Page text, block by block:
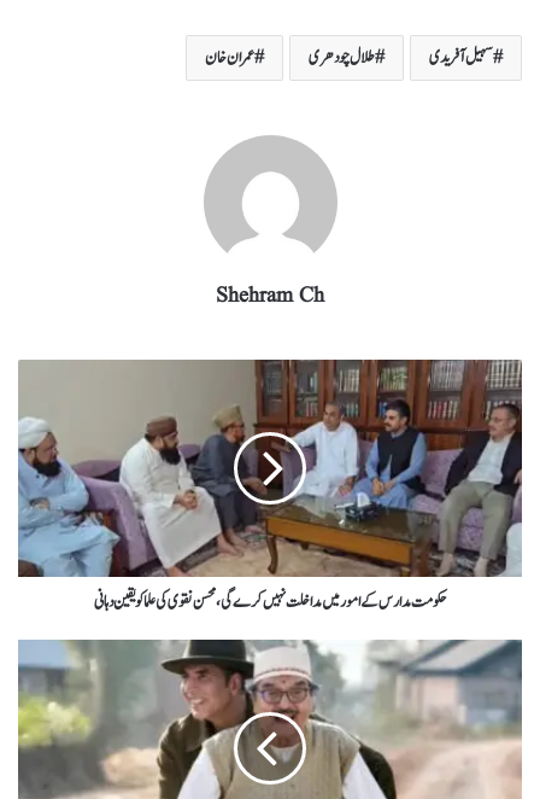
ts
A
bo
ok
tte
r
ail
ed
In
eg
ra
re سہیل آفریدی طلال چودھری عمران خان
Shehram Ch
حکومت مدارس کےامورمیں مداخلت نہیں کرےگی،محسن نقوی کی علماکویقین دہانی